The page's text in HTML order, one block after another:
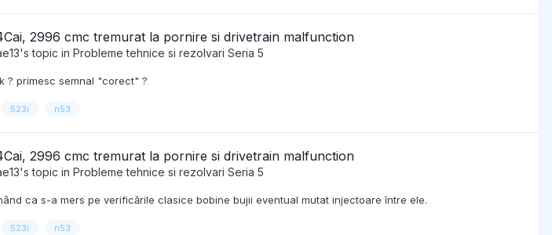
2996 cmc tremurat la pornire si drivetrain malfunction
's topic in Probleme tehnice si rezolvari Seria 5
? primesc semnal "corect" ?
523i n53
2996 cmc tremurat la pornire si drivetrain malfunction
's topic in Probleme tehnice si rezolvari Seria 5
ca s-a mers pe verificările clasice bobine bujii eventual mutat injectoare între ele.
523i n53